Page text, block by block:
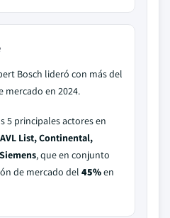
Bosch lideró con más del
mercado en 2024.
5 principales actores en
AVL List, Continental,
, que en conjunto
de mercado del 45%en